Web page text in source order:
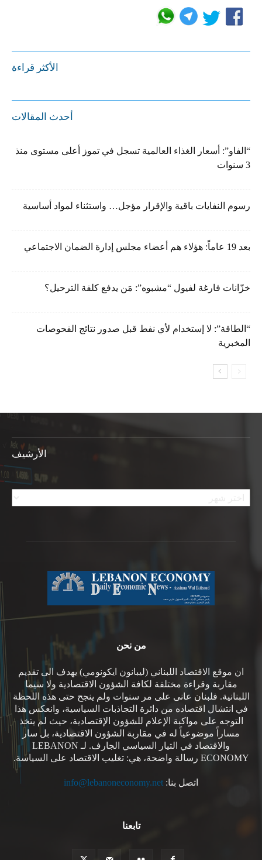
الأكثر قراءة
أحدث المقالات
“الفاو”: أسعار الغذاء العالمية تسجل في تموز أعلى مستوى منذ
3 سنوات
رسوم النفايات باقية والإقرار مؤجل… واستثناء لمواد أساسية
بعد 19 عاماً: هؤلاء هم أعضاء مجلس إدارة الضمان الاجتماعي
خزّانات فارغة لفيول “مشبوه”: مَن يدفع كلفة الترحيل؟
“الطاقة”: لا إستخدام لأي نفط قبل صدور نتائج الفحوصات
المخبرية
الأرشيف
الأرشيف
من نحن
ان موقع الاقتصاد اللبناني (ليبانون ايكونومي) يهدف الى تقديم
مقاربة وقراءة مختلفة لكافة الشؤون الاقتصادية ولا سيما
اللبنانية. فلبنان عانى على مر سنوات ولم ينجح حتى هذه اللحظة
في انتشال اقتصاده من دائرة التجاذبات السياسية، وانعكس هذا
التوجه على مواكبة الإعلام للشؤون الإقتصادية، حيث لم يتخذ
مساراً موضوعياً له في مقاربة الشؤون الاقتصادية، بل سار
والاقتصاد في التيار السياسي الجارف. لـ LEBANON
ECONOMY رسالة واضحة، هي: تغليب الاقتصاد على السياسة.
اتصل بنا: info@lebanoneconomy.net
تابعنا